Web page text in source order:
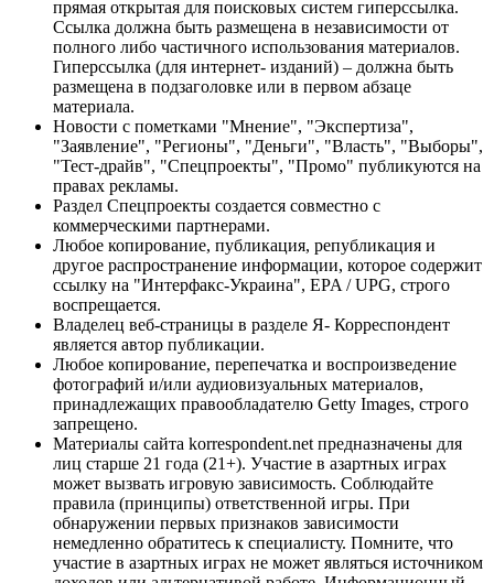
прямая открытая для поисковых систем гиперссылка.
Ссылка должна быть размещена в независимости от
полного либо частичного использования материалов.
Гиперссылка (для интернет- изданий) – должна быть
размещена в подзаголовке или в первом абзаце
материала.
Новости с пометками "Мнение", "Экспертиза",
"Заявление", "Регионы", "Деньги", "Власть", "Выборы",
"Тест-драйв", "Спецпроекты", "Промо" публикуются на
правах рекламы.
Раздел Спецпроекты создается совместно с
коммерческими партнерами.
Любое копирование, публикация, републикация и
другое распространение информации, которое содержит
ссылку на "Интерфакс-Украина", EPA / UPG, строго
воспрещается.
Владелец веб-страницы в разделе Я- Корреспондент
является автор публикации.
Любое копирование, перепечатка и воспроизведение
фотографий и/или аудиовизуальных материалов,
принадлежащих правообладателю Getty Images, строго
запрещено.
Материалы сайта korrespondent.net предназначены для
лиц старше 21 года (21+). Участие в азартных играх
может вызвать игровую зависимость. Соблюдайте
правила (принципы) ответственной игры. При
обнаружении первых признаков зависимости
немедленно обратитесь к специалисту. Помните, что
участие в азартных играх не может являться источником